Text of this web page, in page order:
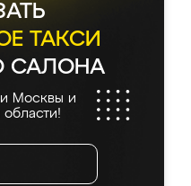
ТАКСИ
САЛОНА
Москвы и